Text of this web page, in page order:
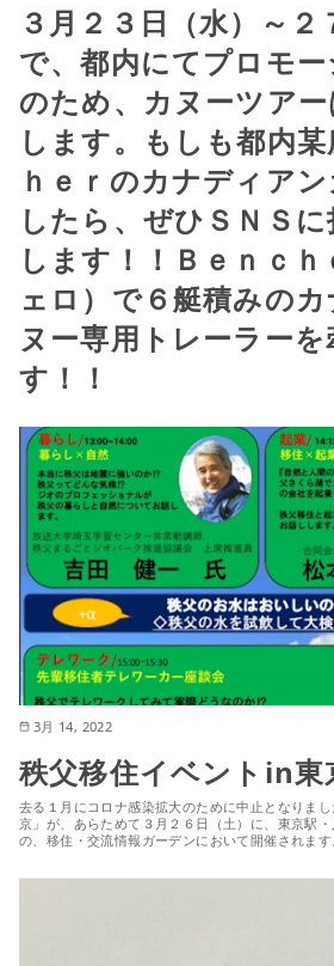
３月２３日（水）～２
で、都内にてプロモ
のため、カヌーツア
します。もしも都内某
ｈｅｒのカナディア
したら、ぜひＳＮＳ
します！！Ｂｅｎｃ
ェロ）で６艇積みの
ヌー専用トレーラー
す！！
3月 14, 2022
秩父移住イベントin東
去る１月にコロナ感染拡大のために中止となりま
京」が、あらためて３月２６日（土）に、東京駅
の、移住・交流情報ガーデンにおいて開催されます